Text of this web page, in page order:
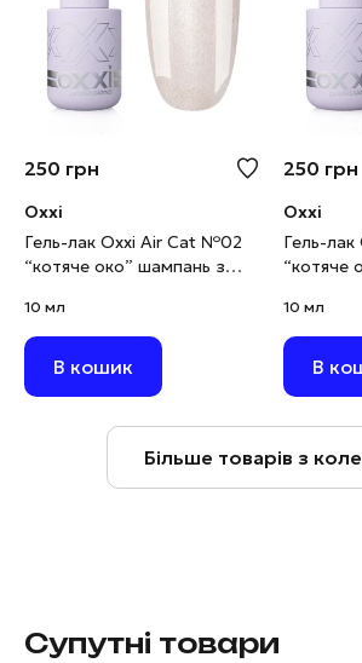
250 грн
Oxxi
Гель-лак Oxxi Air Cat №02
“котяче око” шампань з
мл
10 мл
В кошик
250 грн
Oxxi
Гель-
“котяче
10 мл
В
Більше товарів з
Супутні товари